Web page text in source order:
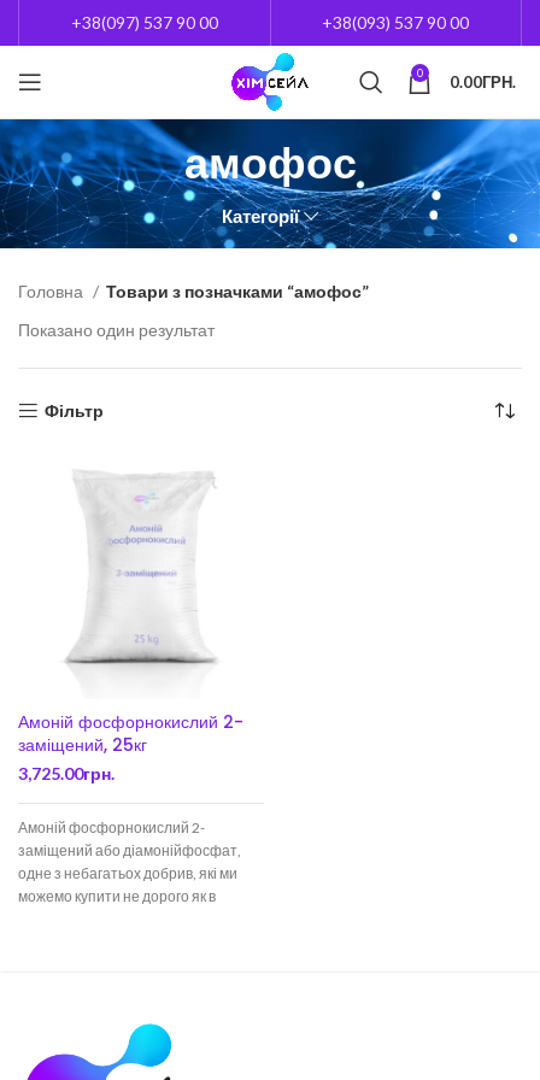
+38(097) 537 90 00 +38(093) 537 90 00
0 0.00ГРН.
амофос
Категорії
Головна
Товари з позначками “амофос”
Показано один результат
Фільтр
Амоній фосфорнокислий 2-
заміщений, 25кг
3,725.00грн.
Амоній фосфорнокислий 2-
заміщений або діамонійфосфат,
одне з небагатьох добрив, які ми
можемо купити не дорого як в